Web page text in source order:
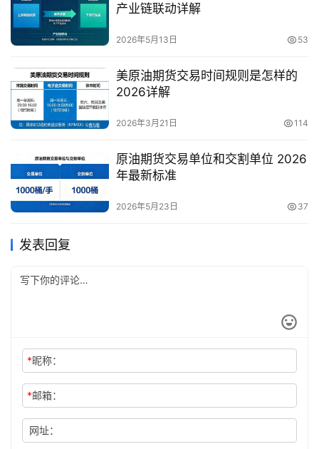
产业链联动详解
2026年5月13日 53
美原油期货交易时间规则是怎样的
2026详解
2026年3月21日 114
原油期货交易单位和交割单位 2026
年最新标准
2026年5月23日 37
发表回复
*昵称：
*邮箱：
网址：